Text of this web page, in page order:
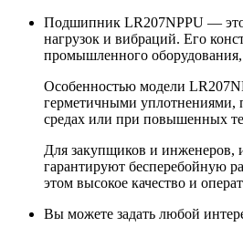
Подшипник LR207NPPU — это
нагрузок и вибраций. Его
промышленного
Особенностью модели
герметичными уплотнениями,
средах или при повышенных
Для закупщиков и инженеров,
гарантируют бесперебойную
этом высокое качество и
Вы можете задать любой